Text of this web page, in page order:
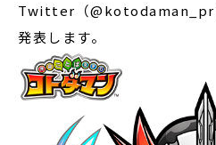
Twitter（@kotodaman_pr
発表します。